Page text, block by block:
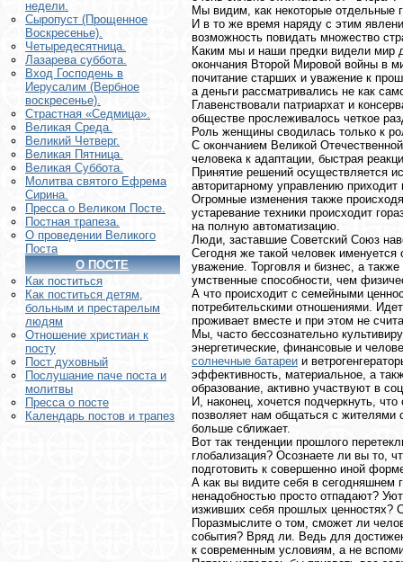
недели.
Сыропуст (Прощенное
Воскресенье).
Четыредесятница.
Лазарева суббота.
Вход Господень в
Иерусалим (Вербное
воскресенье).
Страстная «Седмица».
Великая Среда.
Великий Четверг.
Великая Пятница.
Великая Суббота.
Молитва святого Ефрема
Сирина.
Пресса о Великом Посте.
Постная трапеза.
О проведении Великого
Поста
О ПОСТЕ
Как поститься
Как поститься детям,
больным и престарелым
людям
Отношение христиан к
посту
Пост духовный
Послушание паче поста и
молитвы
Пресса о посте
Календарь постов и трапез
Мы видим, как некоторые отдельные
И в то же время наряду с этим
возможность повидать множество
Каким мы и наши предки видели мир
окончания Второй Мировой войны в
почитание старших и уважение к
а деньги рассматривались не как
Главенствовали патриархат и
обществе прослеживалось четкое
Роль женщины сводилась только к
С окончанием Великой
человека к адаптации, быстрая
Принятие решений осуществляется
авторитарному управлению
Огромные изменения также
устаревание техники происходит
на полную автоматизацию.
Люди, заставшие Советский Союз
Сегодня же такой человек
уважение. Торговля и бизнес, а
умственные способности, чем
А что происходит с семейными
потребительскими отношениями.
проживает вместе и при этом не
Мы, часто бессознательно
энергетические, финансовые и
солнечные батареи и
эффективность, материальное, а
образование, активно участвуют в
И, наконец, хочется подчеркнуть,
позволяет нам общаться с жителями
больше сближает.
Вот так тенденции прошлого
глобализация? Осознаете ли вы то,
подготовить к совершенно иной
А как вы видите себя в
ненадобностью просто отпадают?
изживших себя прошлых ценностях?
Поразмыслите о том, сможет ли
события? Вряд ли. Ведь для
к современным условиям, а не